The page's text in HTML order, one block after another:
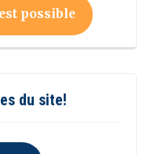
possible
du site!